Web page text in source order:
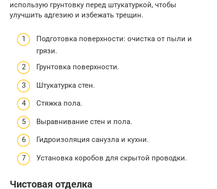
использую грунтовку перед штукатуркой, чтобы
улучшить адгезию и избежать трещин.
Подготовка поверхности: очистка от пыли и
грязи.
Грунтовка поверхности.
Штукатурка стен.
Стяжка пола.
Выравнивание стен и пола.
Гидроизоляция санузла и кухни.
Установка коробов для скрытой проводки.
Чистовая отделка